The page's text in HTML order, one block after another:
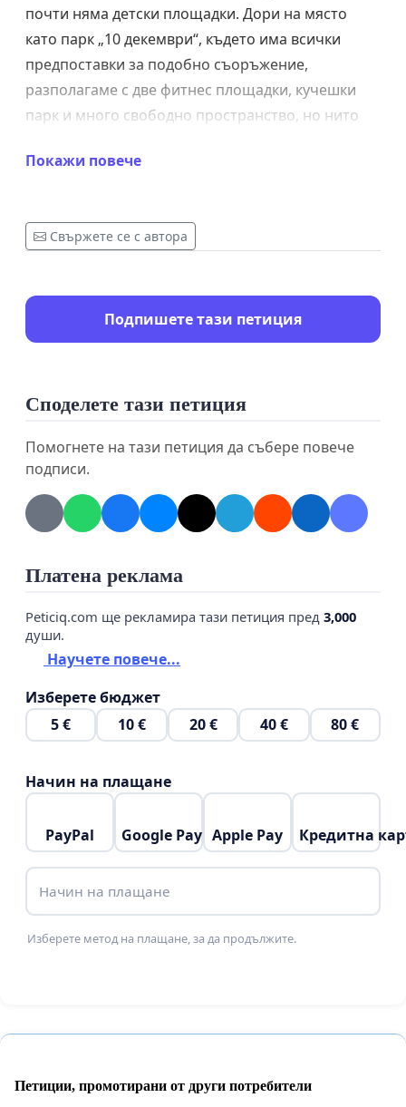
почти няма детски площадки. Дори на място
като парк „10 декември“, където има всички
предпоставки за подобно съоръжение,
разполагаме с две фитнес площадки, кучешки
парк и много свободно пространство, но нито
населен и посещаван както от възрастни, така и
заедно да изпратим сигнал/предложение до
бъдеще искането ни да бъде удовлетворено.
Покажи повече
Свържете се с автора
Подпишете тази петиция
Споделете тази петиция
Помогнете на тази петиция да събере повече
подписи.
Платена реклама
Peticiq.com ще рекламира тази петиция пред 3,000
души.
Научете повече...
Изберете бюджет
5 €
10 € 20 € 40 € 80 €
Начин на плащане
PayPal Google Pay Apple Pay Кредитна
Начин на плащане
Изберете метод на плащане, за да продължите.
Петиции, промотирани от други потребители